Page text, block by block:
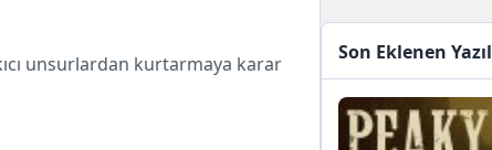
unsurlardan kurtarmaya karar
Son Eklenen